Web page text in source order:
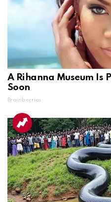
A Rihanna Museum Is
Soon
Brainberries